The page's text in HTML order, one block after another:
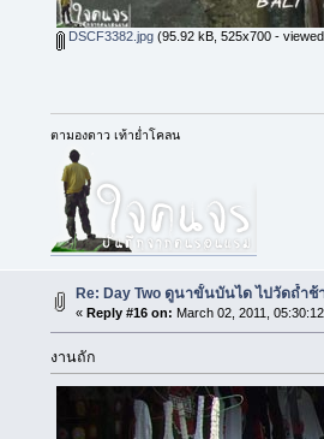
DSCF3382.jpg(95.92 kB, 525x700 -
ตามองดาว เท้าย่ำโคลน
Re: Day Two ดูนาขั้นบันได ไปวัดถ้ำ
« Reply #16 on: March 02, 2011,
งานถัก